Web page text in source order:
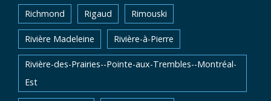
Richmond Rigaud Rimouski
Rivière Madeleine Rivière-à-Pierre
Rivière-des-Prairies--Pointe-aux-Trembles--Montréal-
Est